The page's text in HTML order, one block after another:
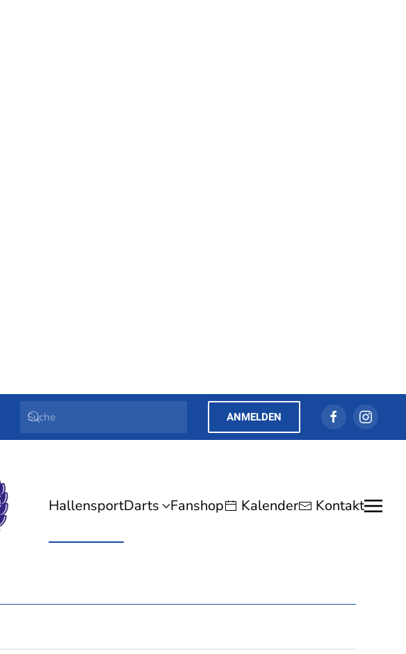
ANMELDEN
HallensportDarts Fanshop Kalender Kontakt